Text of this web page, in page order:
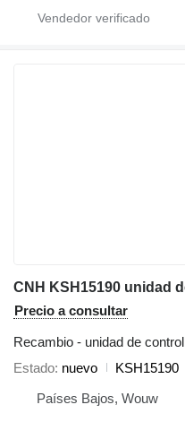
Precio a consultar
Recambio - unidad de control
Estado nuevo
KSH15190
Países Bajos, Wouw